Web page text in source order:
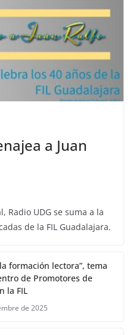
a Juan
Radio UDG se suma a la
de la FIL Guadalajara.
formación lectora”, tema
de Promotores de
la FIL
de 2025